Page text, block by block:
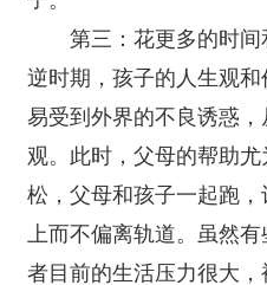
第三：花更多的时
逆时期，孩子的人生观
易受到外界的不良诱惑
观。此时，父母的帮助
松，父母和孩子一起跑
上而不偏离轨道。虽然
者目前的生活压力很大